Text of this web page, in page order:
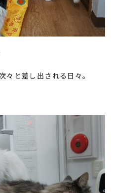
々と差し出される日々。